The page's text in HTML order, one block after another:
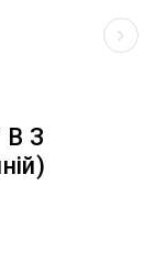
В З